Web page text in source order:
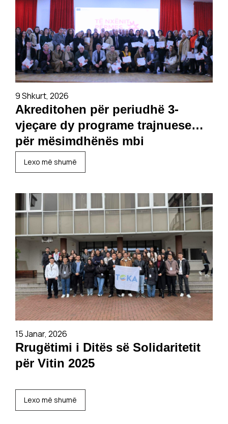
9 Shkurt, 2026
Akreditohen për periudhë 3-
vjeçare dy programe trajnuese
për mësimdhënës mbi
metodologjinë “Të nxënit përmes
përvojës”
Lexo më shumë
15 Janar, 2026
Rrugëtimi i Ditës së Solidaritetit
për Vitin 2025
Lexo më shumë